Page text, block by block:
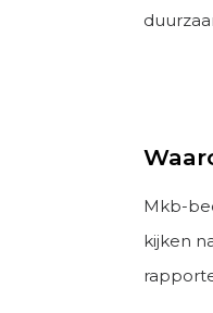
Mkb-
kijken